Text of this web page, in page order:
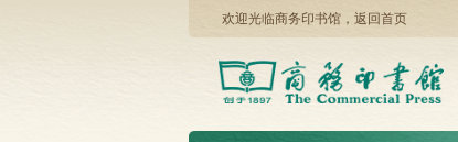
欢迎光临商务印书馆， 返回首页